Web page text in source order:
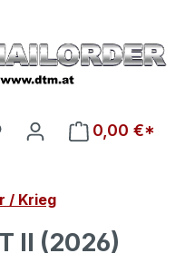
Du hast 0 Produkte auf
0,00 €*
/ Krieg
II (2026)